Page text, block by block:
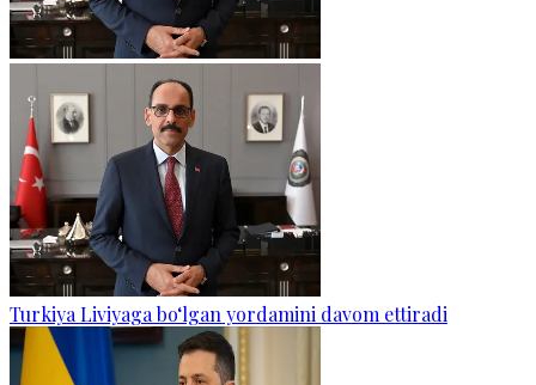
Turkiya Liviyaga bo‘lgan yordamini davom ettiradi